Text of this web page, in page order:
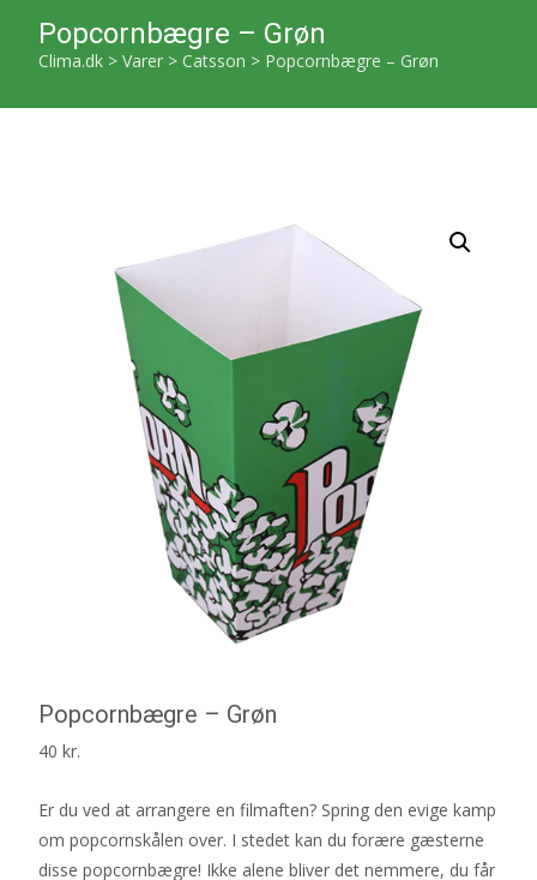
Popcornbægre – Grøn
Clima.dk > Varer > Catsson > Popcornbægre – Grøn
Popcornbægre – Grøn
40 kr.
Er du ved at arrangere en filmaften? Spring den evige kamp
om popcornskålen over. I stedet kan du forære gæsterne
disse popcornbægre! Ikke alene bliver det nemmere, du får